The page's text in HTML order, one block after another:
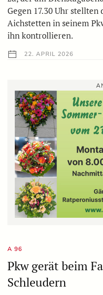
Gegen 17.30 Uhr
Aichstetten in seinem
ihn kontrollieren.
22. APRIL 2026
A 96
Pkw gerät beim
Schleudern